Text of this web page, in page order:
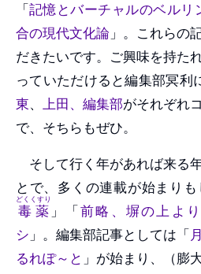
「記憶とバーチャルのベルリ
合の現代文化論 」。これらの
だきたいです。ご興味を持た
っていただけると編集部冥利
東、 上田、編集部がそれぞれ
で、そちらもぜひ。
そして行く年があれば来る
とで、多くの連載が始まり
毒薬
どくくすり
」「前略、塀の上より
シ 」。編集部記事としては「
るれぽ～と 」が始まり、（膨